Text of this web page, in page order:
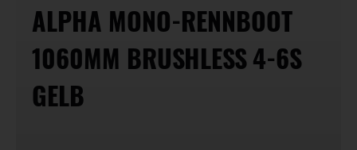
ALPHA MONO-RENNBOOT
1060MM BRUSHLESS 4-6S
GELB